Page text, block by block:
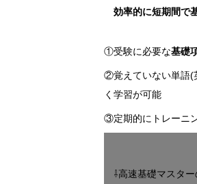
効率的に短期間で
①受験に必要な基礎
②覚えていない単語(
く学習が可能
③定期的にトレーニ
⇩高速基礎マスター